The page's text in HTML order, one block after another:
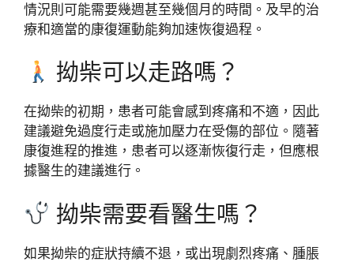
情況則可能需要幾週甚至幾個月的時間。及早的治
療和適當的康復運動能夠加速恢復過程。
拗柴可以走路嗎？
在拗柴的初期，患者可能會感到疼痛和不適，因此
建議避免過度行走或施加壓力在受傷的部位。隨著
康復進程的推進，患者可以逐漸恢復行走，但應根
據醫生的建議進行。
拗柴需要看醫生嗎？
如果拗柴的症狀持續不退，或出現劇烈疼痛、腫脹